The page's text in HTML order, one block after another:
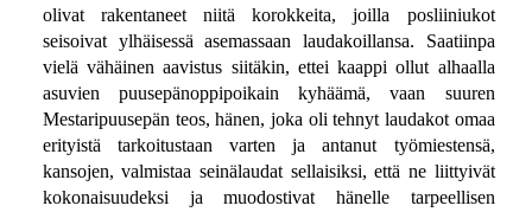
olivat rakentaneet niitä korokkeita, joilla posliiniukot
seisoivat ylhäisessä asemassaan laudakoillansa. Saatiinpa
vielä vähäinen aavistus siitäkin, ettei kaappi ollut alhaalla
asuvien puusepänoppipoikain kyhäämä, vaan suuren
Mestaripuusepän teos, hänen, joka oli tehnyt laudakot omaa
erityistä tarkoitustaan varten ja antanut työmiestensä,
kansojen, valmistaa seinälaudat sellaisiksi, että ne liittyivät
kokonaisuudeksi ja muodostivat hänelle tarpeellisen